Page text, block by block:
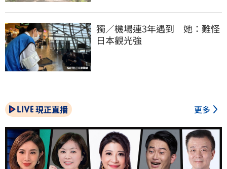
獨／機場連3年遇到　她：難怪
日本觀光強
現正直播 更多